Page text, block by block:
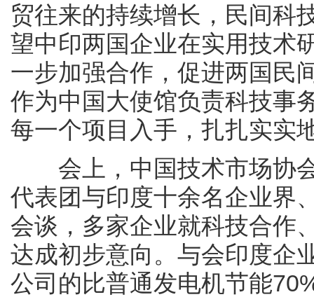
贸往来的持续增长，民间科
望中印两国企业在实用技术
一步加强合作，促进两国民
作为中国大使馆负责科技事
每一个项目入手，扎扎实实
会上，中国技术市场协会
代表团与印度十余名企业界
会谈，多家企业就科技合作
达成初步意向。与会印度企
公司的比普通发电机节能